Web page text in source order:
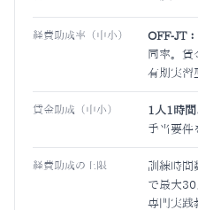
経費助成率（中小） OFF-JT
同率。賃
有期実習
賃金助成（中小） 1人1時
手当要件
経費助成の上限
訓練時間
で最大30
専門実践